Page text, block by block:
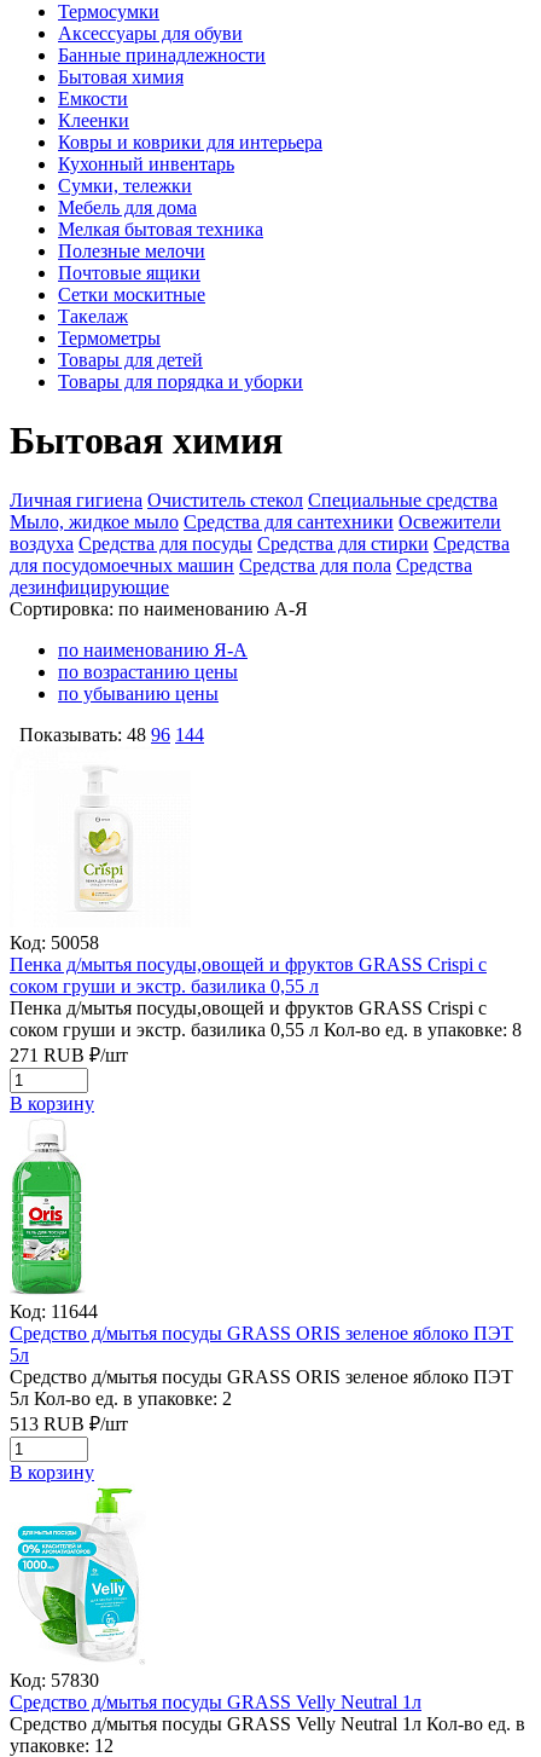
Термосумки
Аксессуары для обуви
Банные принадлежности
Бытовая химия
Емкости
Клеенки
Ковры и коврики для интерьера
Кухонный инвентарь
Сумки, тележки
Мебель для дома
Мелкая бытовая техника
Полезные мелочи
Почтовые ящики
Сетки москитные
Такелаж
Термометры
Товары для детей
Товары для порядка и уборки
Бытовая химия
Личная гигиена Очиститель стекол Специальные средства
Мыло, жидкое мыло Средства для сантехники Освежители
воздуха Средства для посуды Средства для стирки Средства
для посудомоечных машин Средства для пола Средства
дезинфицирующие
Сортировка: по наименованию А-Я
по наименованию Я-А
по возрастанию цены
по убыванию цены
Показывать: 48 96 144
Код: 50058
Пенка д/мытья посуды,овощей и фруктов GRASS Crispi с
соком груши и экстр. базилика 0,55 л
Пенка д/мытья посуды,овощей и фруктов GRASS Crispi с
соком груши и экстр. базилика 0,55 л Кол-во ед. в упаковке: 8
271 RUB ₽/шт
В корзину
Код: 11644
Средство д/мытья посуды GRASS ORIS зеленое яблоко ПЭТ
5л
Средство д/мытья посуды GRASS ORIS зеленое яблоко ПЭТ
5л Кол-во ед. в упаковке: 2
513 RUB ₽/шт
В корзину
Код: 57830
Средство д/мытья посуды GRASS Velly Neutral 1л
Средство д/мытья посуды GRASS Velly Neutral 1л Кол-во ед. в
упаковке: 12